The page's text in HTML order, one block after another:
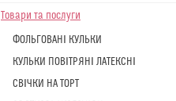
Товари та послуги
ФОЛЬГОВАНІ КУЛЬКИ
КУЛЬКИ ПОВІТРЯНІ ЛАТЕКСНІ
СВІЧКИ НА ТОРТ